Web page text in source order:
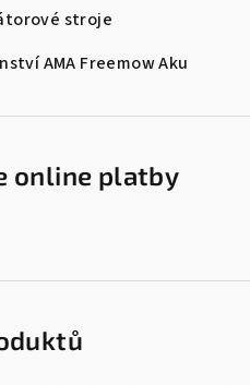
stroje
AMA Freemow Aku
online platby